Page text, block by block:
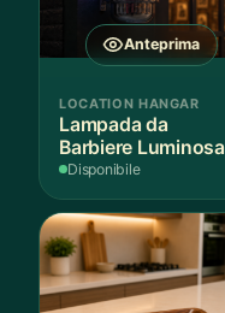
Anteprima
LOCATION HANGAR
Lampada da
Barbiere Luminosa
Rotante
Disponibile